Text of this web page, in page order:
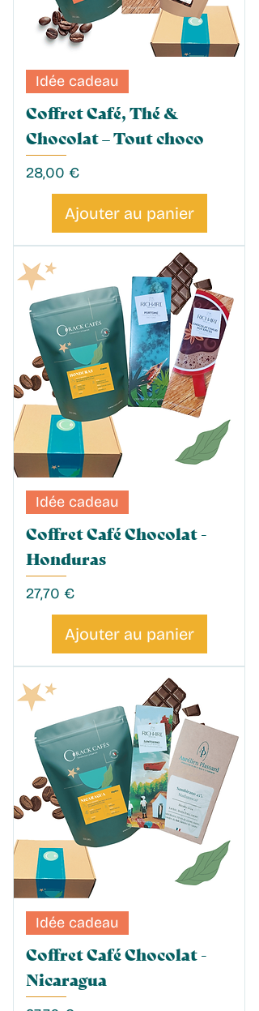
Idée cadeau
Coffret Café, Thé &
Chocolat – Tout choco
Prix
28,00 €
Ajouter au panier
Idée cadeau
Coffret Café Chocolat -
Honduras
Prix
27,70 €
Ajouter au panier
Idée cadeau
Coffret Café Chocolat -
Nicaragua